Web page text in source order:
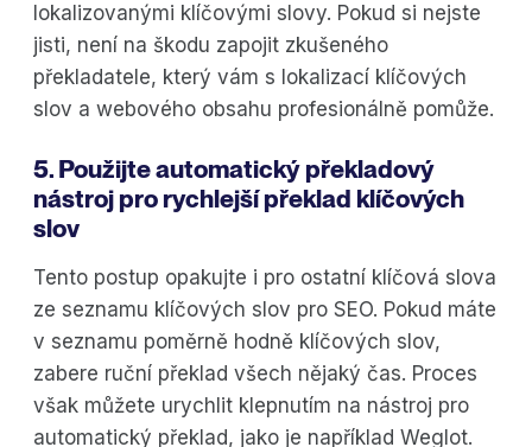
lokalizovanými klíčovými slovy. Pokud si nejste
jisti, není na škodu zapojit zkušeného
překladatele, který vám s lokalizací klíčových
slov a webového obsahu profesionálně pomůže.
5. Použijte automatický překladový
nástroj pro rychlejší překlad klíčových
slov
Tento postup opakujte i pro ostatní klíčová slova
ze seznamu klíčových slov pro SEO. Pokud máte
v seznamu poměrně hodně klíčových slov,
zabere ruční překlad všech nějaký čas. Proces
však můžete urychlit klepnutím na nástroj pro
automatický překlad, jako je například Weglot.